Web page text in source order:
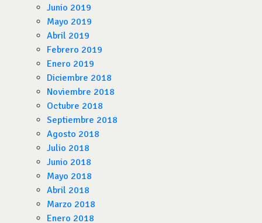
Junio 2019
Mayo 2019
Abril 2019
Febrero 2019
Enero 2019
Diciembre 2018
Noviembre 2018
Octubre 2018
Septiembre 2018
Agosto 2018
Julio 2018
Junio 2018
Mayo 2018
Abril 2018
Marzo 2018
Enero 2018